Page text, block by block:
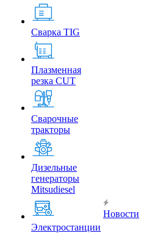
Сварка TIG
Плазменная
резка CUT
Сварочные
тракторы
Дизельные
генераторы
Mitsudiesel
Электростанции
Новости